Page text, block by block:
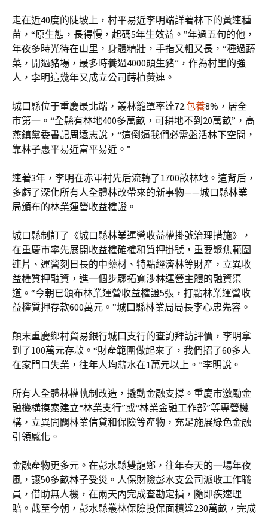
走在近40度的陡坡上，村平易近李明端詳著林下的黃連種
苗，“原生態，長得慢，起碼5年生效益。”年過五旬的他，
年夜多時光待在山里，身體精壯，手指又粗又長，“種過蔬
菜，開過豬場，最多時養過4000頭生豬”，作為村里的強
人，李明這幾年又成立公司蒔植黃連。
城口縣位于重慶最北端，叢林籠罩率達72.包養8%，居全
市第一。“全縣有林地400多萬畝，可耕地不到20萬畝”，高
燕鎮黨委書記周遠志說，“這倒逼我們必需盤活林下空間，
靠林子惠平易近富平易近。”
連著3年，李明在赤軍村先后流轉了1700畝林地。這背后，
多虧了深化所有人全體林改帶來的新事物——城口縣林業
局頒布的林業運營收益權證。
城口縣制訂了《城口縣林業運營收益權掛號治理措施》，
在重慶市率先展開收益權確權和質押掛號，重要聚焦範圍
連片、運營刻日長的中藥材、特點經濟林等財產，立異收
益權質押融資，進一個步驟拓寬涉林運營主體的融資渠
道。“今朝已頒布林業運營收益權證5張，打點林業運營收
益權質押存款600萬元。”城口縣林業局局長李心忠先容。
顛末重慶鄉村貿易銀行城口支行的查詢拜訪評價，李明拿
到了100萬元存款。“財產範圍做起來了，我們招了60多人
在家門口失業，往年人均薪水在1萬元以上。”李明說。
所有人全體林權軌制改造，撬動金融支撐。重慶市激勵金
融機構摸索建立“林業支行”或“林業金融工作部”等專營機
構，立異開闢林業信貸和保險等產物，充足施展綠色金融
引領感化。
金融產物更多元。在彭水縣雙龍鄉，往年春天的一場年夜
風，讓50多畝林子受災。人保財險彭水支公司派收工作職
員，借助無人機，在兩天內完成查勘定損，隨即疾速理
賠。截至今朝，彭水縣叢林保險投保面積達230萬畝，完成